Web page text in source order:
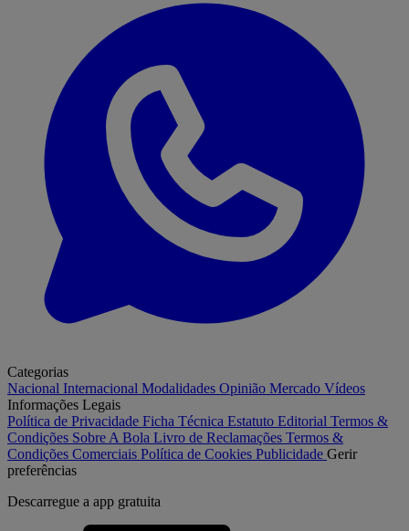
Categorias
Nacional Internacional Modalidades Opinião Mercado Vídeos
Informações Legais
Política de Privacidade Ficha Técnica Estatuto Editorial Termos &
Condições Sobre A Bola Livro de Reclamações Termos &
Condições Comerciais Política de Cookies Publicidade Gerir
preferências
Descarregue a app gratuita